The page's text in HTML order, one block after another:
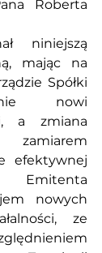
Roberta
niniejszą
mając na
Spółki
nowi
a zmiana
zamiarem
efektywnej
Emitenta
nowych
ze